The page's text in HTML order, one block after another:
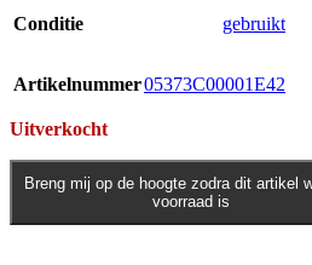
Conditie gebruikt
Artikelnummer05373C00001E42
Uitverkocht
Breng mij op de hoogte zodra dit artikel
voorraad is